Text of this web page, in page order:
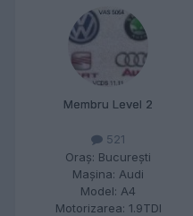
Membru Level 2
521
Oraş: Bucureşti
Maşina: Audi
Model: A4
Motorizarea: 1.9TDI